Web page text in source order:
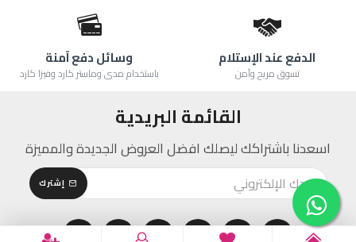
الدفع عند الإستلام
تسوق مريح وآمن
وسائل دفع آمنة
باستخدام مدى وماستر كارد وفيزا كارد
القائمة البريدية
اسعدنا باشتراكك ليصلك افضل العروض الجديدة والمميزة
إشترك